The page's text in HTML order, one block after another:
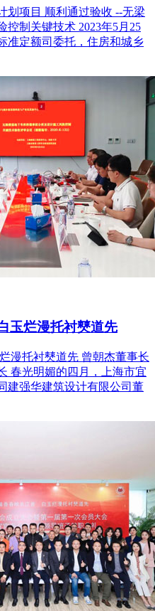
划项目 顺利通过验收 --无梁
控制关键技术 2023年5月25
准定额司委托，住房和城乡
玉烂漫托衬僰道先
漫托衬僰道先 曾朝杰董事长
春光明媚的四月，上海市宜
建强华建筑设计有限公司董